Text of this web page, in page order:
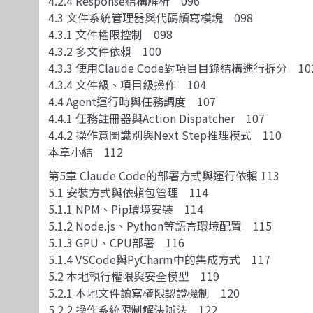
4.3 文件系統管理器與代碼讀寫模塊 098
4.3.1 文件權限控制 098
4.3.2 多文件依賴 100
4.3.3 使用Claude Code對項目目錄結構進行拆分
4.3.4 文件級、項目級操作 104
4.4 Agent運行時與任務調度 107
4.4.1 任務註冊器與Action Dispatcher 107
4.4.2 操作意圖識別與Next Step推理模式 110
本章小結 112
第5章 Claude Code的部署方式與運行依賴 113
5.1 安裝方式與依賴包管理 114
5.1.1 NPM、Pip環境安裝 114
5.1.2 Node.js、Python等語言環境配置 115
5.1.3 GPU、CPU部署 116
5.1.4 VSCode與PyCharm中的集成方式 117
5.2 本地執行權限與安全模型 119
5.2.1 本地文件讀寫權限認證機制 120
5.2.2 操作系統限制解決辦法 122